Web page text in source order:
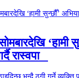
‘हामी
रास्वपा